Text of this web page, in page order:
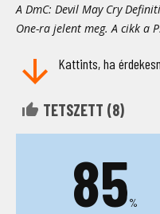
A DmC: Devil May Cry
One-ra jelent meg. A cikk a
Kattints, ha
TETSZETT (8)
85%